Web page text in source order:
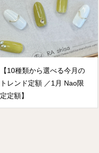
【10種類から選べる今月の
トレンド定額 ／1月 Nao限
定定額】